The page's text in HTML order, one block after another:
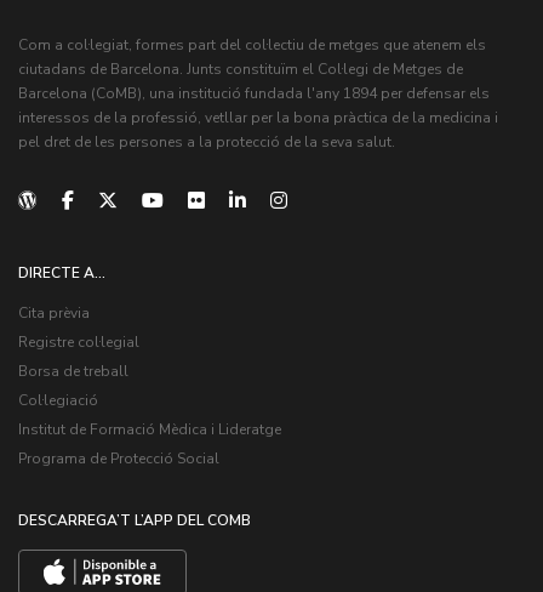
Com a col·legiat, formes part del col·lectiu de metges que atenem els
ciutadans de Barcelona. Junts constituïm el Col·legi de Metges de
Barcelona (CoMB), una institució fundada l'any 1894 per defensar els
interessos de la professió, vetllar per la bona pràctica de la medicina i
pel dret de les persones a la protecció de la seva salut.
DIRECTE A...
Cita prèvia
Registre col·legial
Borsa de treball
Col·legiació
Institut de Formació Mèdica i Lideratge
Programa de Protecció Social
DESCARREGA’T L’APP DEL COMB